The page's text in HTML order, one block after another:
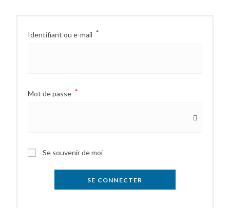
Identifiant ou e-mail *
Mot de passe *
Se souvenir de moi
SE CONNECTER